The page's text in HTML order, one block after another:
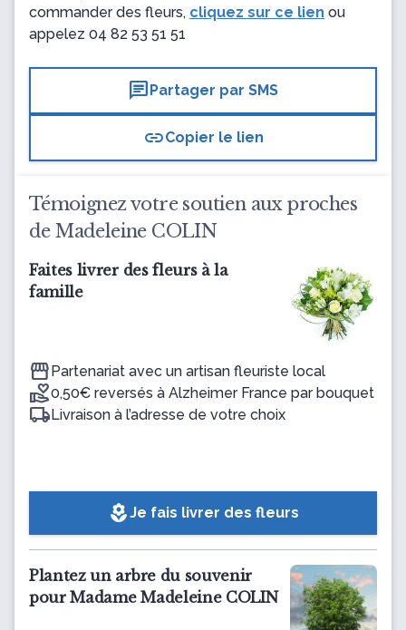
commander des fleurs, cliquez sur ce lien ou
appelez 04 82 53 51 51
chatPartager par SMS
linkCopier le lien
Témoignez votre soutien aux proches
de Madeleine COLIN
Faites livrer des fleurs à la
famille
Partenariat avec un artisan fleuriste local
0,50€ reversés à Alzheimer France par bouquet
Livraison à l’adresse de votre choix
local_floristJe fais livrer des fleurs
Plantez un arbre du souvenir
pour Madame Madeleine COLIN